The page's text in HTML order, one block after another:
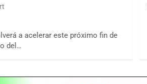
a acelerar este próximo fin de
del…